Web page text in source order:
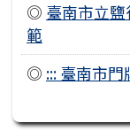
◎ 臺南市立
範
◎ ::: 臺南市